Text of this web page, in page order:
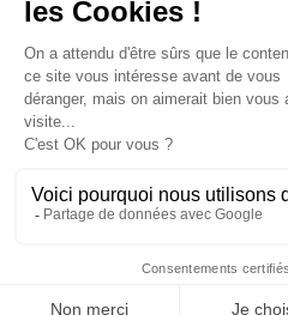
FAQ
© 2026 La Pause De Midi. Tous
Mentions légales